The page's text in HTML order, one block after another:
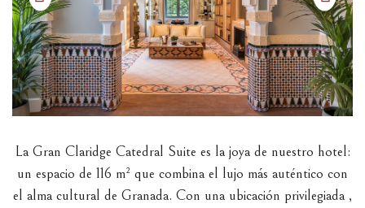
La Gran Claridge Catedral Suite es la joya de nuestro hotel:
un espacio de 116 m² que combina el lujo más auténtico con
el alma cultural de Granada. Con una ubicación privilegiada ,